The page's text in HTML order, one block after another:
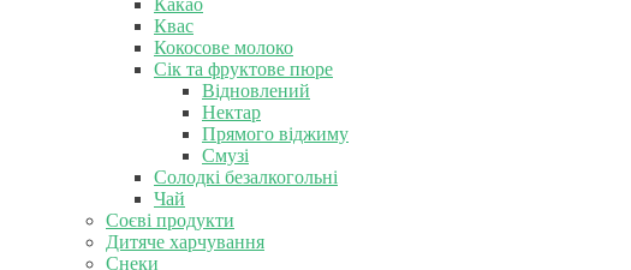
Какао
Квас
Кокосове молоко
Сік та фруктове пюре
Відновлений
Нектар
Прямого віджиму
Смузі
Солодкі безалкогольні
Чай
Соєві продукти
Дитяче харчування
Снеки